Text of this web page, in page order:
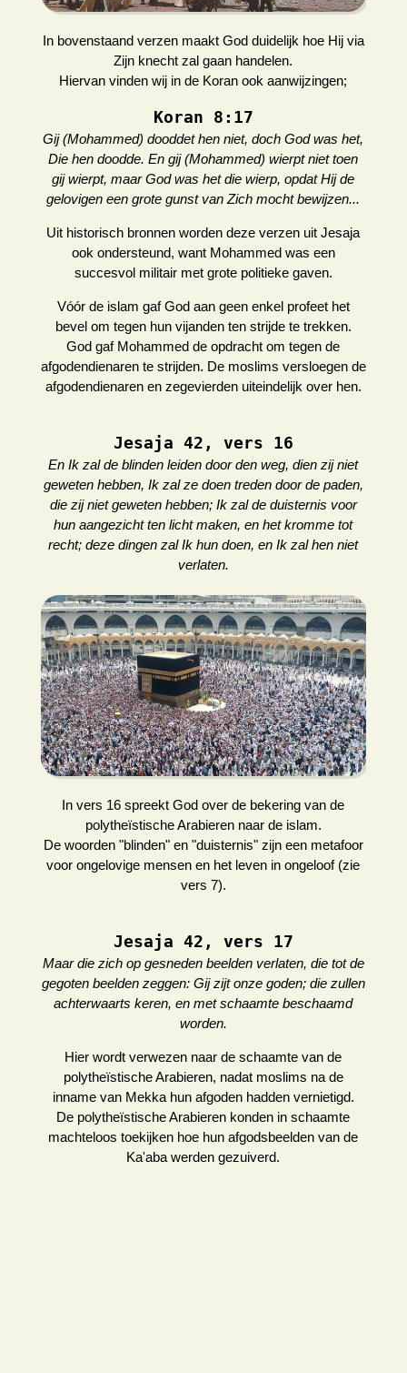
In bovenstaand verzen maakt God duidelijk hoe Hij via
Zijn knecht zal gaan handelen.
Hiervan vinden wij in de Koran ook aanwijzingen;
Koran 8:17
Gij (Mohammed) dooddet hen niet, doch God was het,
Die hen doodde. En gij (Mohammed) wierpt niet toen
gij wierpt, maar God was het die wierp, opdat Hij de
gelovigen een grote gunst van Zich mocht bewijzen...
Uit historisch bronnen worden deze verzen uit Jesaja
ook ondersteund, want Mohammed was een
succesvol militair met grote politieke gaven.
Vóór de islam gaf God aan geen enkel profeet het
bevel om tegen hun vijanden ten strijde te trekken.
God gaf Mohammed de opdracht om tegen de
afgodendienaren te strijden. De moslims versloegen de
afgodendienaren en zegevierden uiteindelijk over hen.
Jesaja 42, vers 16
En Ik zal de blinden leiden door den weg, dien zij niet
geweten hebben, Ik zal ze doen treden door de paden,
die zij niet geweten hebben; Ik zal de duisternis voor
hun aangezicht ten licht maken, en het kromme tot
recht; deze dingen zal Ik hun doen, en Ik zal hen niet
verlaten.
In vers 16 spreekt God over de bekering van de
polytheïstische Arabieren naar de islam.
De woorden "blinden" en "duisternis" zijn een metafoor
voor ongelovige mensen en het leven in ongeloof (zie
vers 7).
Jesaja 42, vers 17
Maar die zich op gesneden beelden verlaten, die tot de
gegoten beelden zeggen: Gij zijt onze goden; die zullen
achterwaarts keren, en met schaamte beschaamd
worden.
Hier wordt verwezen naar de schaamte van de
polytheïstische Arabieren, nadat moslims na de
inname van Mekka hun afgoden hadden vernietigd.
De polytheïstische Arabieren konden in schaamte
machteloos toekijken hoe hun afgodsbeelden van de
Ka'aba werden gezuiverd.